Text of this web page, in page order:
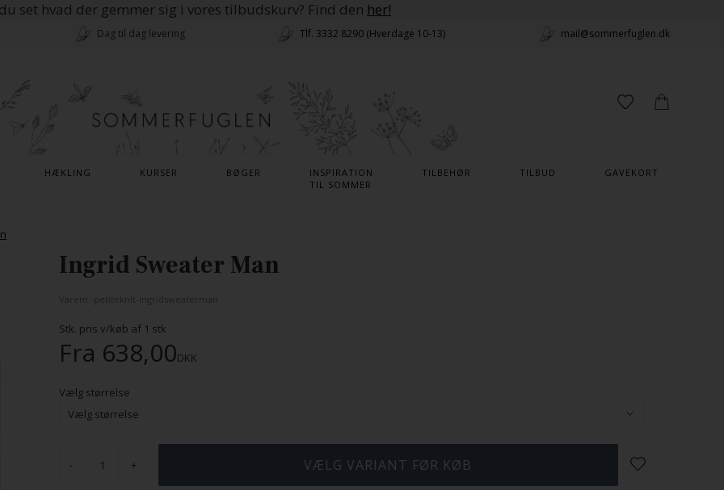
set hvad der gemmer sig i vores tilbudskurv? Find den her!
Dag til dag levering Tlf. 3332 8290 (Hverdage 10-13) mail@sommerfuglen.dk
HÆKLING KURSER BØGER
INSPIRATION
TIL SOMMER
TILBEHØR TILBUD GAVEKORT
Ingrid Sweater Man
petiteknit-ingridsweaterman
Stk. pris v/køb af 1 stk
Fra 638,00DKK
Vælg størrelse
- +